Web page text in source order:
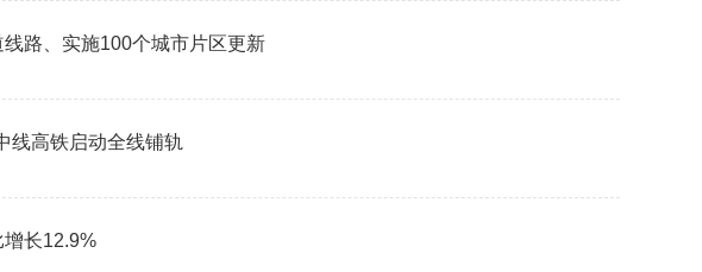
路、实施100个城市片区更新
线高铁启动全线铺轨
长12.9%